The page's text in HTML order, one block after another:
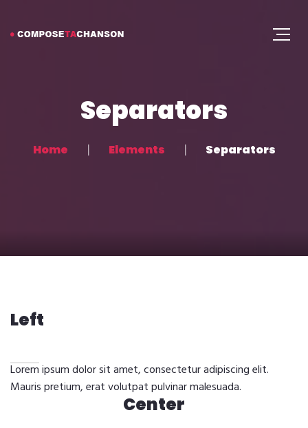
Separators
Home Elements Separators
Left
Lorem ipsum dolor sit amet, consectetur adipiscing elit.
Mauris pretium, erat volutpat pulvinar malesuada.
Center